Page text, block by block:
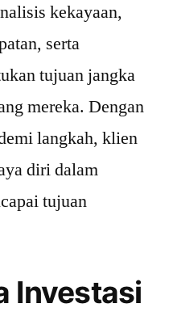
kekayaan,
serta
tujuan jangka
mereka. Dengan
langkah, klien
diri dalam
tujuan
Investasi